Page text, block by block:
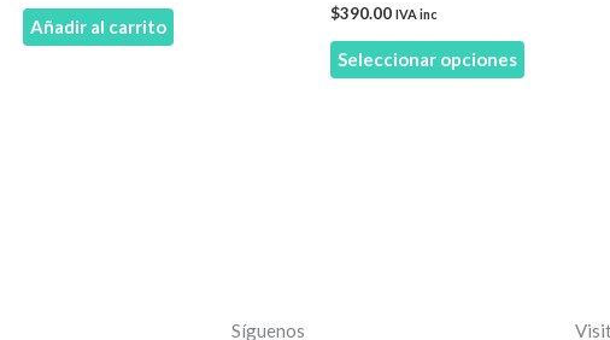
Añadir al carrito
$390.00 IVA inc
Seleccionar opciones
Síguenos